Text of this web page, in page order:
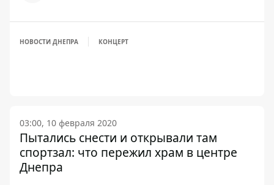
НОВОСТИ ДНЕПРА КОНЦЕРТ
03:00, 10 февраля 2020
Пытались снести и открывали там
спортзал: что пережил храм в центре
Днепра